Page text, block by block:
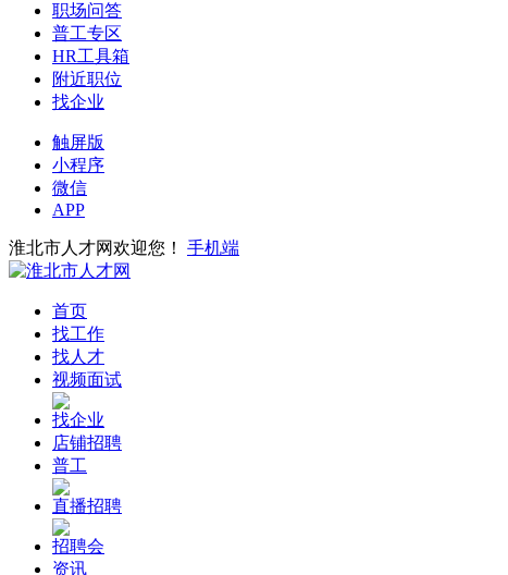
职场问答
普工专区
HR工具箱
附近职位
找企业
触屏版
小程序
微信
APP
淮北市人才网欢迎您！ 手机端
首页
找工作
找人才
视频面试
找企业
店铺招聘
普工
直播招聘
招聘会
资讯